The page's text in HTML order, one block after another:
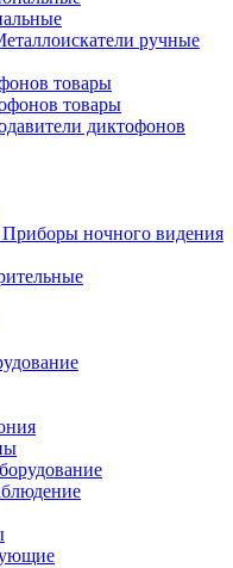
ручные
товары
товары
диктофонов
Приборы ночного видения